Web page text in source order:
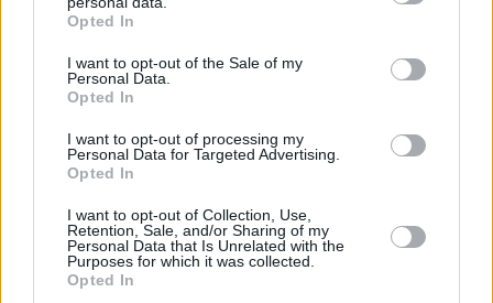
grant or deny consent to Google and its third-party tags to
use your data for below specified purposes in below Google
consent section.
Opted In
I want to opt-out of the Sale of my
Personal Data.
Opted In
I want to opt-out of processing my
Personal Data for Targeted Advertising.
Opted In
I want to opt-out of Collection, Use,
Retention, Sale, and/or Sharing of my
Personal Data that Is Unrelated with the
Purposes for which it was collected.
Opted In
22.03.2023, 16:02
Ελεύθερα, η ατιμωρησία είναι πλήρης και για τα
αστυνομικοί, τα παλληκάρια των 800 ευρώ,
νοιάζονται να κάνουν τη δουλειά τους, όταν το
το ρδέλο να καεί και να σφαχθεί. Οι τοξότες
ψηφοφόροι και νομοθέτες τους καθαρά νοιάζονται
περισσότερο για τους εγκληματίες. Ο άλλος με το
γερανό τις προάλλες θα μπλέξει γιατί προσπάθησε να